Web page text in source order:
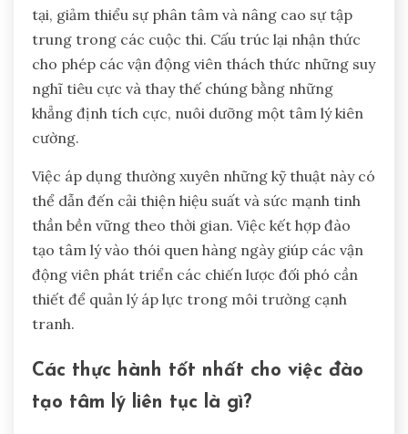
tại, giảm thiểu sự phân tâm và nâng cao sự tập
trung trong các cuộc thi. Cấu trúc lại nhận thức
cho phép các vận động viên thách thức những suy
nghĩ tiêu cực và thay thế chúng bằng những
khẳng định tích cực, nuôi dưỡng một tâm lý kiên
cường.
Việc áp dụng thường xuyên những kỹ thuật này có
thể dẫn đến cải thiện hiệu suất và sức mạnh tinh
thần bền vững theo thời gian. Việc kết hợp đào
tạo tâm lý vào thói quen hàng ngày giúp các vận
động viên phát triển các chiến lược đối phó cần
thiết để quản lý áp lực trong môi trường cạnh
tranh.
Các thực hành tốt nhất cho việc đào
tạo tâm lý liên tục là gì?